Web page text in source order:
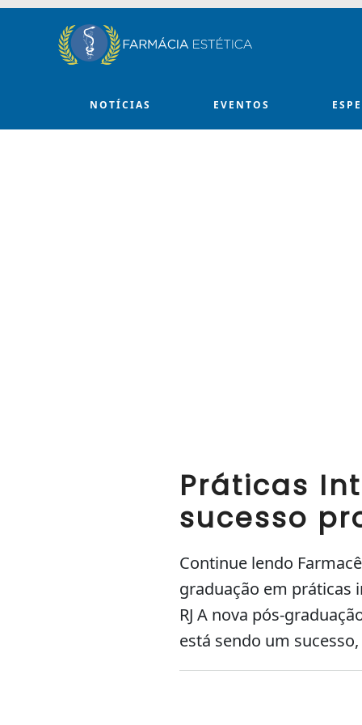
Skip to main content
NOTÍCIAS EVENTOS
Práticas
sucesso
Continue lendo
graduação em práticas
RJ A nova pós-
está sendo um